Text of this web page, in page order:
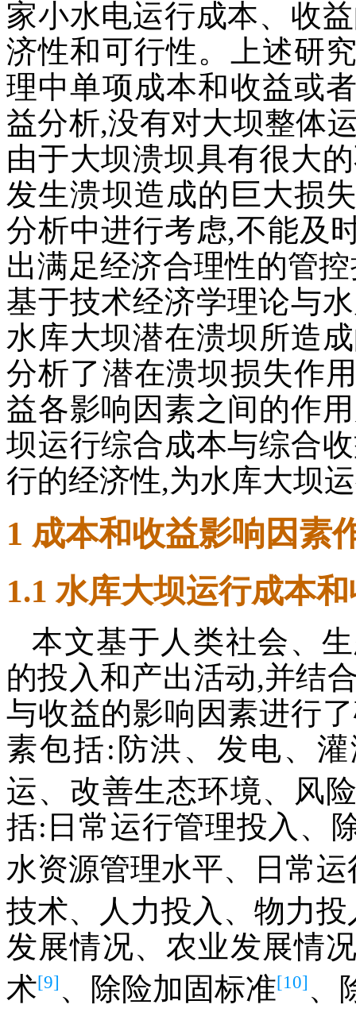
家小水电运行成本、收
济性和可行性。上述研
理中单项成本和收益或
益分析,没有对大坝整体
由于大坝溃坝具有很大
发生溃坝造成的巨大损
分析中进行考虑,不能及
出满足经济合理性的管
基于技术经济学理论与
水库大坝潜在溃坝所造
分析了潜在溃坝损失作
益各影响因素之间的作
坝运行综合成本与综合
行的经济性,为水库大坝
1 成本和收益影响因素
1.1 水库大坝运行成本
本文基于人类社会、
的投入和产出活动,并结
与收益的影响因素进行
素包括:防洪、发电、
运、改善生态环境、风
括:日常运行管理投入、
水资源管理水平、日常
技术、人力投入、物力
发展情况、农业发展情
术[9] 、除险加固标准[10] 、